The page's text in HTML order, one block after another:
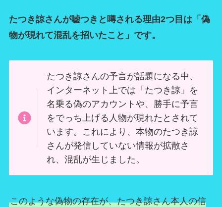
たつき諒さんが嘘つきと噂される理由2つ目は「偽
物が現れて混乱を招いたこと」です。
たつき諒さんの予言が話題になる中、
インターネット上では「たつき諒」を
名乗る偽のアカウントや、勝手に予言
をでっち上げる人物が現れたとされて
います。これにより、本物のたつき諒
さんが発信していない情報が拡散さ
れ、混乱が生じました。
このような偽物の存在が、たつき諒さん本人の信